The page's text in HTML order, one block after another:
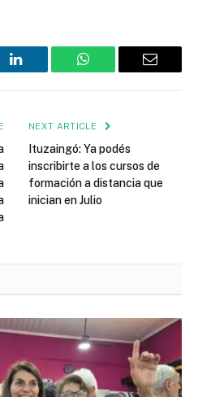
LinkedIn WhatsApp Email
NEXT ARTICLE
Ituzaingó: Ya podés
inscribirte a los cursos de
formación a distancia que
inician en Julio